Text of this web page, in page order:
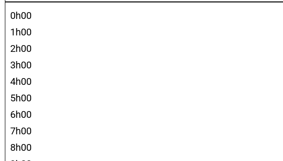
0h00
1h00
2h00
3h00
4h00
5h00
6h00
7h00
8h00